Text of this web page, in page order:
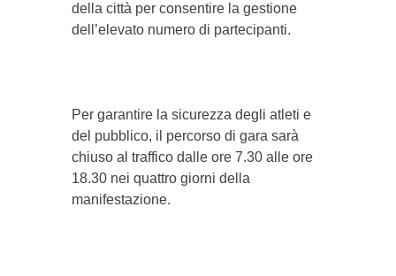
della città per consentire la gestione
dell’elevato numero di partecipanti.
Per garantire la sicurezza degli atleti e
del pubblico, il percorso di gara sarà
chiuso al traffico dalle ore 7.30 alle ore
18.30 nei quattro giorni della
manifestazione.